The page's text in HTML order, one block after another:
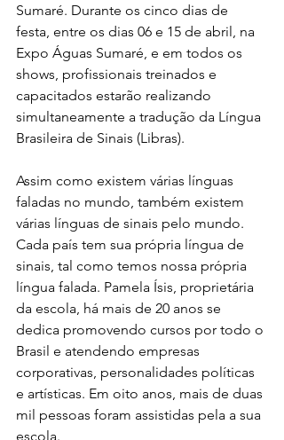
Sumaré. Durante os cinco dias de
festa, entre os dias 06 e 15 de abril, na
Expo Águas Sumaré, e em todos os
shows, profissionais treinados e
capacitados estarão realizando
simultaneamente a tradução da Língua
Brasileira de Sinais (Libras).
Assim como existem várias línguas
faladas no mundo, também existem
várias línguas de sinais pelo mundo.
Cada país tem sua própria língua de
sinais, tal como temos nossa própria
língua falada. Pamela Ísis, proprietária
da escola, há mais de 20 anos se
dedica promovendo cursos por todo o
Brasil e atendendo empresas
corporativas, personalidades políticas
e artísticas. Em oito anos, mais de duas
mil pessoas foram assistidas pela a sua
escola.